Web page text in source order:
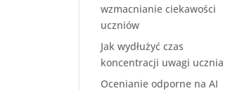
wzmacnianie ciekawości
uczniów
Jak wydłużyć czas
koncentracji uwagi ucznia
Ocenianie odporne na AI